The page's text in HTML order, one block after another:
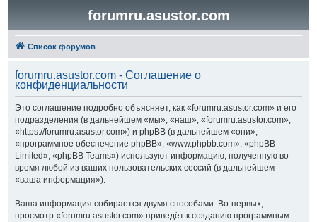
forumru.asustor.com
Список форумов
forumru.asustor.com - Соглашение о
конфиденциальности
Это соглашение подробно объясняет, как «forumru.asustor.com» и его
подразделения (в дальнейшем «мы», «наш», «forumru.asustor.com»,
«https://forumru.asustor.com») и phpBB (в дальнейшем «они»,
«программное обеспечение phpBB», «www.phpbb.com», «phpBB
Limited», «phpBB Teams») используют информацию, полученную во
время любой из ваших пользовательских сессий (в дальнейшем
«ваша информация»).
Ваша информация собирается двумя способами. Во-первых,
просмотр «forumru.asustor.com» приведёт к созданию программным